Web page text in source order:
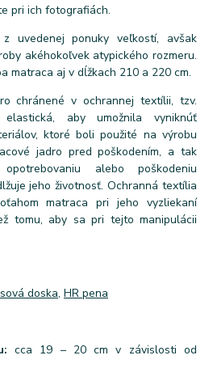
pri ich fotografiách.
uvedenej ponuky veľkostí, avšak
akéhokoľvek atypického rozmeru.
matraca aj v dĺžkach 210 a 220 cm.
chránené v ochrannej textílii, tzv.
aby umožnila vyniknúť
ktoré boli použité na výrobu
jadro pred poškodením, a tak
alebo poškodeniu
jeho životnosť. Ochranná textília
matraca pri jeho vyzliekaní
tomu, aby sa pri tejto manipulácii
doska, HR pena
cca 19 – 20 cm v závislosti od